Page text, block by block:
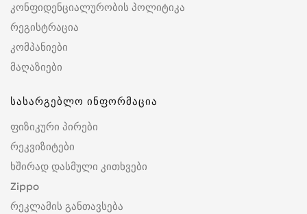
კონფიდენციალურობის პოლიტიკა
რეგისტრაცია
კომპანიები
მაღაზიები
სასარგებლო ინფორმაცია
ფიზიკური პირები
რეკვიზიტები
ხშირად დასმული კითხვები
Zippo
რეკლამის განთავსება